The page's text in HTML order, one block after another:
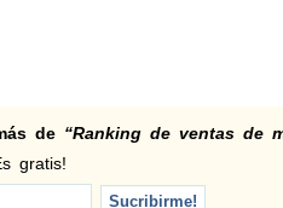
de “Ranking de ventas de
gratis!